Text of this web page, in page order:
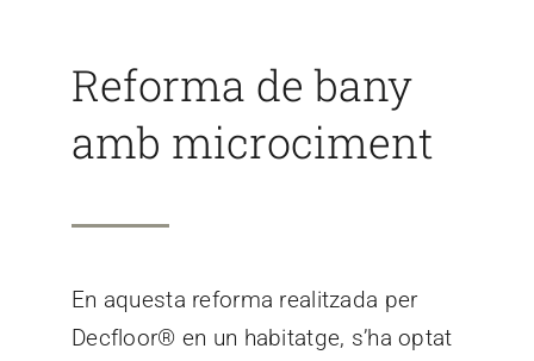
ES
Reforma de bany
amb microciment
En aquesta reforma realitzada per
Decfloor® en un habitatge, s’ha optat